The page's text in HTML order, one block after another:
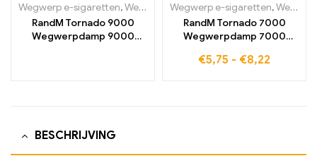
Wegwerp e-sigaretten,Wegwerp e-sigaretten in België ,
RandM Tornado 9000
Wegwerpdamp 9000
Wegwerp e-sigaretten,Wegwerp e-sigaretten in België
RandM Tornado 7000
Wegwerpdamp 7000
€5,75 - €8,22
BESCHRIJVING